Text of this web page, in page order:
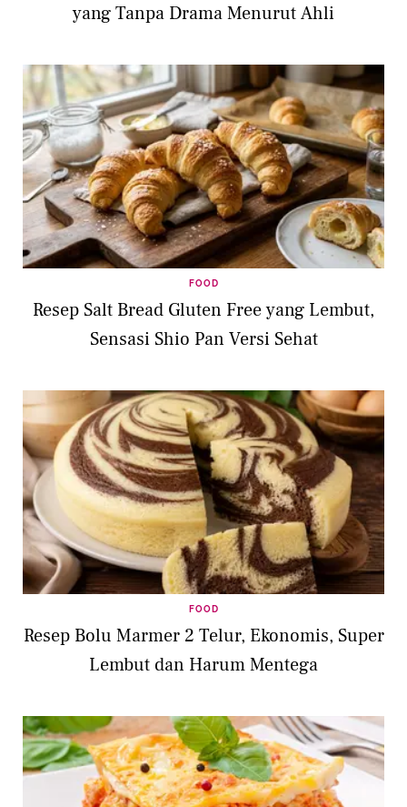
yang Tanpa Drama Menurut Ahli
FOOD
Resep Salt Bread Gluten Free yang Lembut,
Sensasi Shio Pan Versi Sehat
FOOD
Resep Bolu Marmer 2 Telur, Ekonomis, Super
Lembut dan Harum Mentega